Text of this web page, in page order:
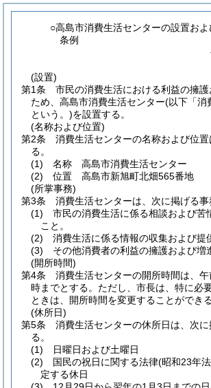
○高島市消費生活センターの設置お
条例
(設置)
第1条
市民の消費生活における利益の擁
ため、高島市消費生活センター(以下「消
という。)を設置する。
(名称および位置)
第2条
消費生活センターの名称および位
る。
(1)
名称 高島市消費生活センター
(2)
位置 高島市新旭町北畑565番地
(所掌事務)
第3条
消費生活センターは、次に掲げる事
(1)
市民の消費生活に係る相談および苦
こと。
(2)
消費生活に係る情報の収集および提
(3)
その他消費者の利益の擁護および増
(開所時間)
第4条
消費生活センターの開所時間は、
時までとする。 ただし、市長は、特に必
ときは、開所時間を変更することができる
(休所日)
第5条
消費生活センターの休所日は、次
る。
(1)
日曜日および土曜日
(2)
国民の祝日に関する法律(昭和23年
定する休日